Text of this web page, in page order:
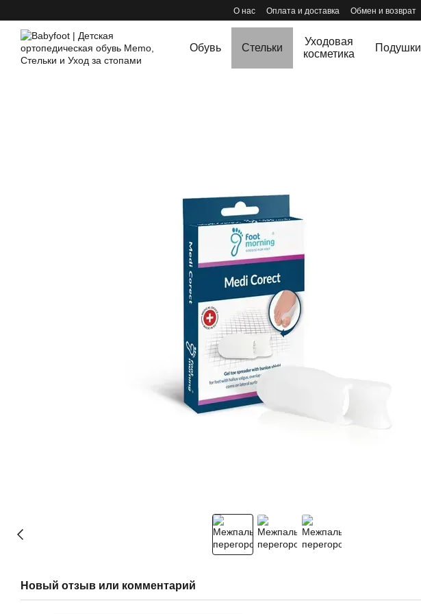
О нас Оплата и доставка Обмен и возврат
Обувь Стельки
Уходовая
косметика
Подушки
Новый отзыв или комментарий